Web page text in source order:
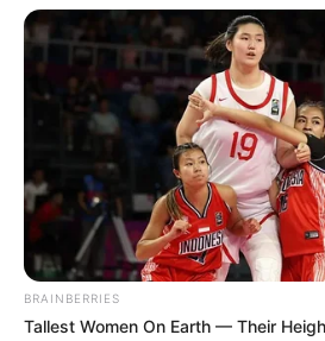
BRICS: Η Ρωσία Και Η Ινδία
Δεν Χρειάζονται Πια Δολάριο
Το
την...
Email address:
BRAINBERRIES
Tallest Women On Earth — Their